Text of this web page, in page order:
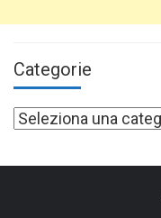
Categorie
Categorie